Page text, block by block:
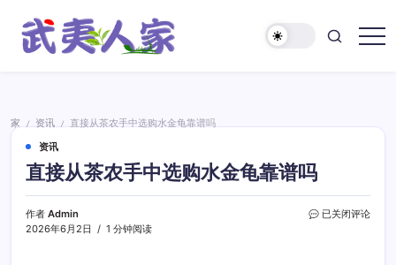
家
家 / 资讯 /
直接从茶农手中选购水金龟靠谱吗
资讯
直接从茶农手中选购水金龟靠谱吗
作者 Admin
2026年6月2日
1 分钟阅读
直
已关闭评论